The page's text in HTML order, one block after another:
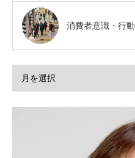
消費者意識・行動